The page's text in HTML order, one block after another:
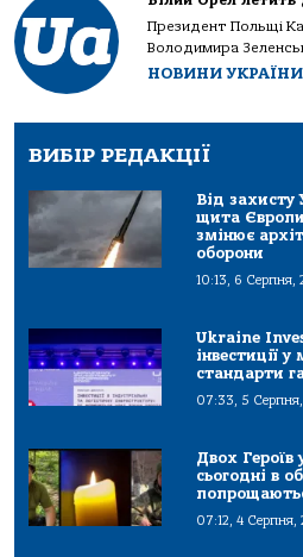
Президент Польщі
Володимира
НОВИНИ УКРАЇНИ
ВИБІР РЕДАКЦІЇ
Від захисту
щита
змінює
оборони
10:13, 6 Серпня,
Ukraine
інвестиції
стандарти
07:33, 5
Двох Героїв
сьогодні в
07:12, 4 Серпня,